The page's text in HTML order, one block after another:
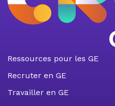
Ressources pour les GE
Recruter en GE
Travailler en GE